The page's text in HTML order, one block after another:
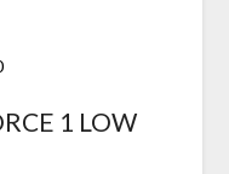
1 LOW